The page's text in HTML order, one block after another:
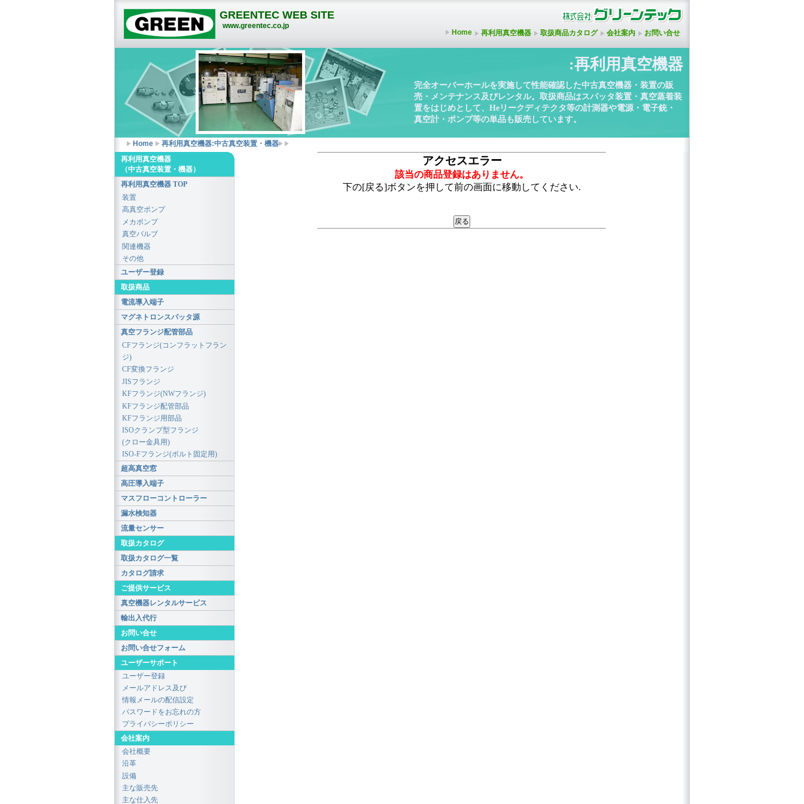
GREENTEC WEB SITE
www.greentec.co.jp
Home 再利用真空機器 取扱商品カタログ 会社案内 お問い合せ
:再利用真空機器
完全オーバーホールを実施して性能確認した中古真空機器・装置の販
売・メンテナンス及びレンタル。取扱商品はスパッタ装置・真空蒸着装
置をはじめとして、Heリークディテクタ等の計測器や電源・電子銃・
真空計・ポンプ等の単品も販売しています。
Home 再利用真空機器:中古真空装置・機器
アクセスエラー
該当の商品登録はありません。
下の[戻る]ボタンを押して前の画面に移動してください.
再利用真空機器
（中古真空装置・機器）
再利用真空機器 TOP
装置
高真空ポンプ
メカポンプ
真空バルブ
関連機器
その他
ユーザー登録
取扱商品
電流導入端子
マグネトロンスパッタ源
真空フランジ配管部品
CFフランジ(コンフラットフラン
ジ)
CF変換フランジ
JISフランジ
KFフランジ(NWフランジ)
KFフランジ配管部品
KFフランジ用部品
ISOクランプ型フランジ
(クロー金具用)
ISO-Fフランジ(ボルト固定用)
超高真空窓
高圧導入端子
マスフローコントローラー
漏水検知器
流量センサー
取扱カタログ
取扱カタログ一覧
カタログ請求
ご提供サービス
真空機器レンタルサービス
輸出入代行
お問い合せ
お問い合せフォーム
ユーザーサポート
ユーザー登録
メールアドレス及び
情報メールの配信設定
パスワードをお忘れの方
プライバシーポリシー
会社案内
会社概要
沿革
設備
主な販売先
主な仕入先